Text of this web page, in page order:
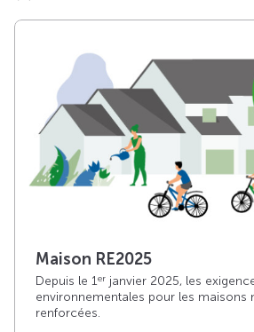
Maison RE2025
Depuis le 1er janvier 2025, les
environnementales pour les maisons
renforcées.